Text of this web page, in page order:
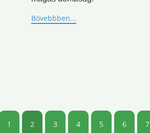
Bövebbben...
1 2 3 4 5 6 7